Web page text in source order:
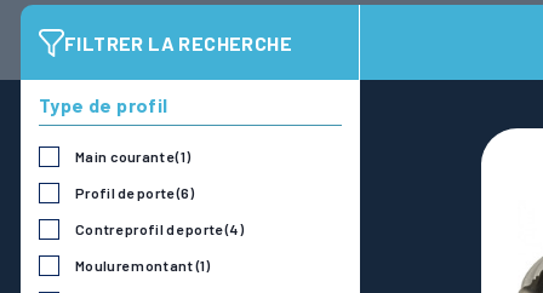
FILTRER LA RECHERCHE
Type de profil
Main courante(1)
Profil de porte(6)
Contre profil de porte(4)
Moulure montant(1)